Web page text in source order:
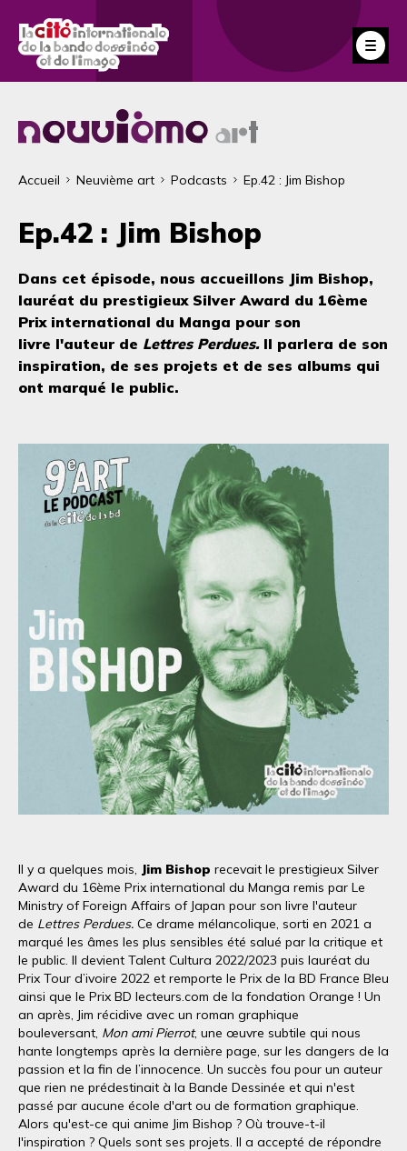
contenu
principal
Fil
Accueil Neuvième art Podcasts Ep.42 : Jim Bishop
Ep.42 : Jim Bishop
Dans cet épisode, nous accueillons Jim Bishop,
lauréat du prestigieux Silver Award du 16ème
Prix international du Manga pour son
livre l'auteur de Lettres Perdues. Il parlera de son
inspiration, de ses projets et de ses albums qui
ont marqué le public.
Il y a quelques mois, Jim Bishop recevait le prestigieux Silver
Award du 16ème Prix international du Manga remis par Le
Ministry of Foreign Affairs of Japan pour son livre l'auteur
de Lettres Perdues. Ce drame mélancolique, sorti en 2021 a
marqué les âmes les plus sensibles été salué par la critique et
le public. Il devient Talent Cultura 2022/2023 puis lauréat du
Prix Tour d’ivoire 2022 et remporte le Prix de la BD France Bleu
ainsi que le Prix BD lecteurs.com de la fondation Orange ! Un
an après, Jim récidive avec un roman graphique
bouleversant, Mon ami Pierrot, une œuvre subtile qui nous
hante longtemps après la dernière page, sur les dangers de la
passion et la fin de l’innocence. Un succès fou pour un auteur
que rien ne prédestinait à la Bande Dessinée et qui n'est
passé par aucune école d'art ou de formation graphique.
Alors qu'est-ce qui anime Jim Bishop ? Où trouve-t-il
l'inspiration ? Quels sont ses projets. Il a accepté de répondre